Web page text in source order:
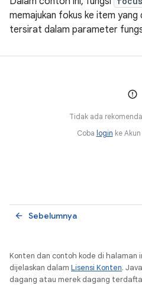
memajukan fokus ke item
tersirat dalam parameter
Tidak ada
Coba login ke
Sebelumnya
arrow_back
Konten dan contoh kode di halaman
dijelaskan dalam Lisensi Konten.
dagang atau merek dagang